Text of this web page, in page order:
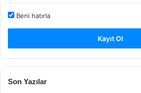
Beni hatırla
Kayıt Ol
Son Yazılar